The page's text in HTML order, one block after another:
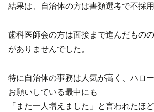
結果は、自治体の方は書類選考で不採用
歯科医師会の方は面接まで進んだもの
がありませんでした。
特に自治体の事務は人気が高く、ハロ
お願いしている最中にも
「また一人増えました」と言われたほど